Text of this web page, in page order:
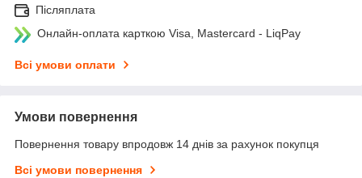
Післяплата
Онлайн-оплата карткою Visa, Mastercard - LiqPay
Всі умови оплати
Умови повернення
Повернення товару впродовж 14 днів за рахунок покупця
Всі умови повернення